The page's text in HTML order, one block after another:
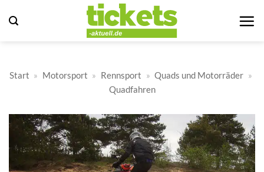
Inhalt
Start » Motorsport » Rennsport » Quads und Motorräder »
Quadfahren